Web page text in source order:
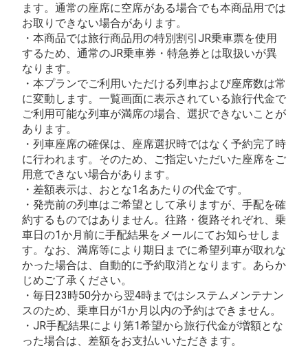
ます。通常の座席に空席がある場合でも本商品用では
お取りできない場合があります。
・本商品では旅行商品用の特別割引JR乗車票を使用
するため、通常のJR乗車券・特急券とは取扱いが異
なります。
・本プランでご利用いただける列車および座席数は常
に変動します。一覧画面に表示されている旅行代金で
ご利用可能な列車が満席の場合、選択できないことが
あります。
・列車座席の確保は、座席選択時ではなく予約完了時
に行われます。そのため、ご指定いただいた座席をご
用意できない場合があります。
・差額表示は、おとな1名あたりの代金です。
・発売前の列車はご希望として承りますが、手配を確
約するものではありません。往路・復路それぞれ、乗
車日の1か月前に手配結果をメールにてお知らせしま
す。なお、満席等により期日までに希望列車が取れな
かった場合は、自動的に予約取消となります。あらか
じめご了承ください。
・毎日23時50分から翌4時まではシステムメンテナン
スのため、乗車日が1か月以内の予約はできません。
・JR手配結果により第1希望から旅行代金が増額とな
った場合は、差額をお支払いいただきます。